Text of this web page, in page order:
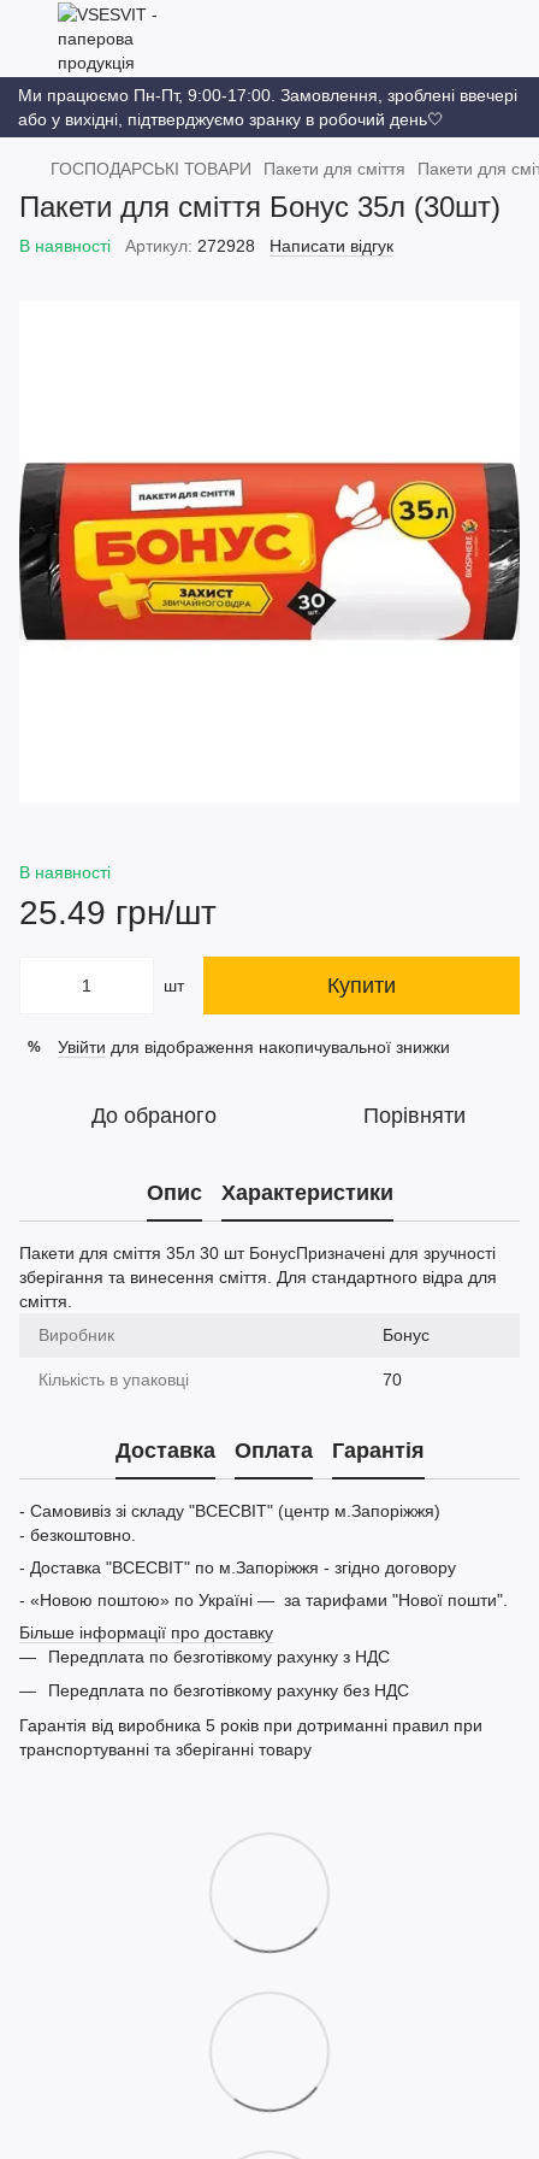
Ми працюємо Пн-Пт, 9:00-17:00. Замовлення, зроблені ввечері
або у вихідні, підтверджуємо зранку в робочий день🤍
ГОСПОДАРСЬКІ ТОВАРИ Пакети для сміття Пакети для
Пакети для сміття Бонус 35л (30шт)
В наявності Артикул: 272928 Написати відгук
В наявності
25.49 грн/шт
шт Купити
% Увійти для відображення накопичувальної знижки
До обраного Порівняти
Опис Характеристики
Пакети для сміття 35л 30 шт БонусПризначені для зручності
зберігання та винесення сміття. Для стандартного відра для
сміття.
Виробник
Бонус
Кількість в упаковці 70
Доставка Оплата Гарантія
- Самовивіз зі складу "ВСЕСВІТ" (центр м.Запоріжжя)
- безкоштовно.
- Доставка "ВСЕСВІТ" по м.Запоріжжя - згідно договору
- «Новою поштою» по Україні — за тарифами "Нової пошти".
Більше інформації про доставку
Передплата по безготівкому рахунку з НДС
Передплата по безготівкому рахунку без НДС
Гарантія від виробника 5 років при дотриманні правил при
транспортуванні та зберіганні товару